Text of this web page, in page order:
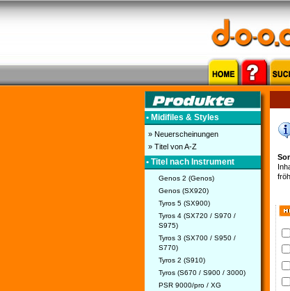
• Midifiles & Styles
» Neuerscheinungen
» Titel von A-Z
• Titel nach Instrument
Genos 2 (Genos)
Genos (SX920)
Tyros 5 (SX900)
Tyros 4 (SX720 / S970 /
S975)
Tyros 3 (SX700 / S950 /
S770)
Tyros 2 (S910)
Tyros (S670 / S900 / 3000)
PSR 9000/pro / XG